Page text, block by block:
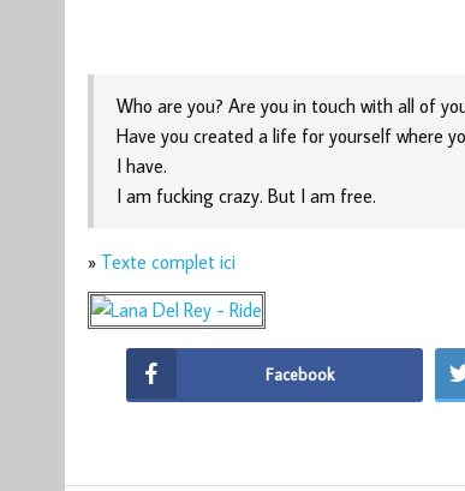
Who are you? Are you in touch with all of
Have you created a life for yourself where
I have.
I am fucking crazy. But I am free.
» Texte complet ici
Facebook